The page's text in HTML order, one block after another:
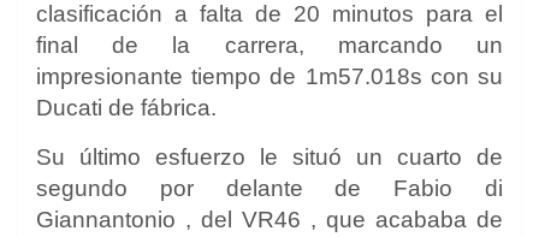
clasificación a falta de 20 minutos para el
final de la carrera, marcando un
impresionante tiempo de 1m57.018s con su
Ducati de fábrica.
Su último esfuerzo le situó un cuarto de
segundo por delante de Fabio di
Giannantonio , del VR46 , que acababa de